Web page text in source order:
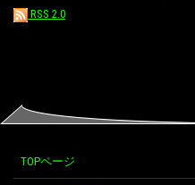
RSS 2.0
TOPページ